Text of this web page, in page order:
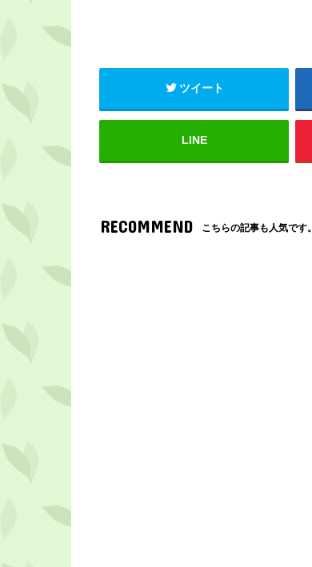
ツイート
LINE
RECOMMEND こちらの記事も人気です。